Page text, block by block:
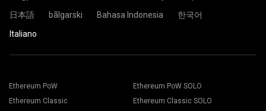
Vai alla scheda “Workers”
Seleziona i tuoi rigs e premi il pulsante “Mining".
pool di 2Miners.
Incolla l'indirizzo del tuo portafoglio nel campo Indirizzo e
Scegliere il gruppo di mining 2Miners. Quando viene
più vicina. Il luogo predefinito per l'Europa è l'UE.
日本語
bãlgarski Bahasa Indonesia
한국어
Italiano
Ethereum PoW
Ethereum Classic
Ethereum PoW SOLO
Ethereum Classic SOLO